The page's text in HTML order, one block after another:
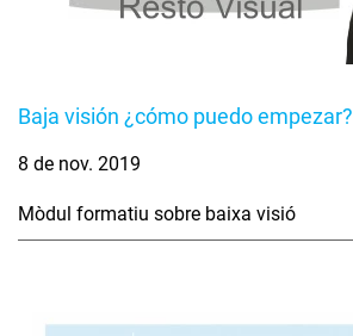
Baja visión ¿cómo puedo empezar?
8 de nov. 2019
Mòdul formatiu sobre baixa visió